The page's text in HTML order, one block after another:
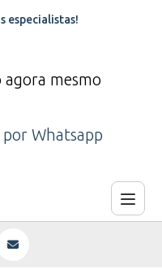
especialistas!
agora mesmo
Whatsapp